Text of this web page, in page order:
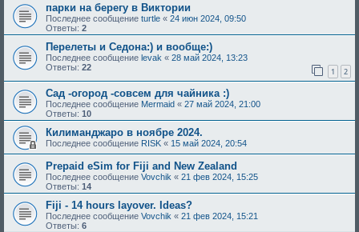
парки на берегу в Виктории
Последнее сообщение turtle « 24 июн 2024, 09:50
Ответы: 2
Перелеты и Седона:) и вообще:)
Последнее сообщение levak « 28 май 2024, 13:23
Ответы: 22 1 2
Сад -огород -совсем для чайника :)
Последнее сообщение Mermaid « 27 май 2024, 21:00
Ответы: 10
Килиманджаро в ноябре 2024.
Последнее сообщение RISK « 15 май 2024, 20:54
Prepaid eSim for Fiji and New Zealand
Последнее сообщение Vovchik « 21 фев 2024, 15:25
Ответы: 14
Fiji - 14 hours layover. Ideas?
Последнее сообщение Vovchik « 21 фев 2024, 15:21
Ответы: 6